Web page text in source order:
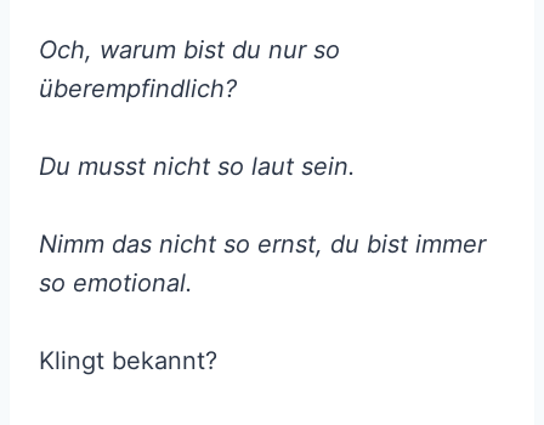
Och, warum bist du nur so
überempfindlich?
Du musst nicht so laut sein.
Nimm das nicht so ernst, du bist immer
so emotional.
Klingt bekannt?